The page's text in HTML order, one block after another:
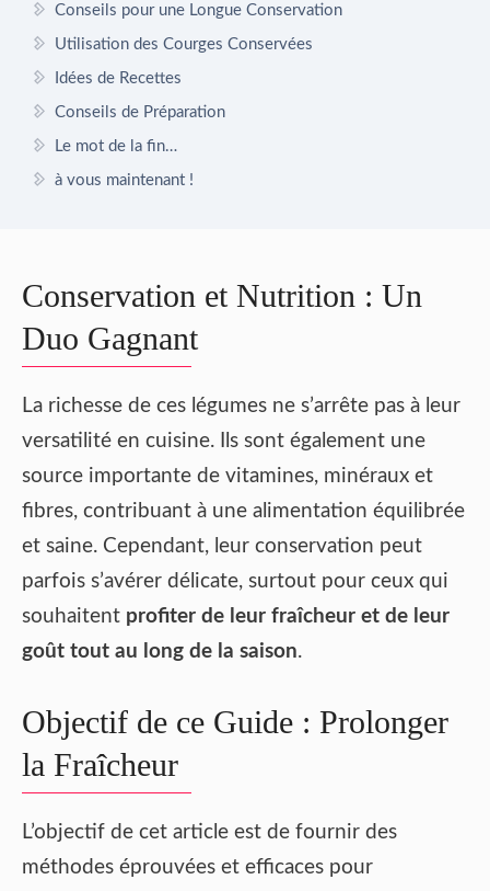
Conseils pour une Longue Conservation
Utilisation des Courges Conservées
Idées de Recettes
Conseils de Préparation
Le mot de la fin…
à vous maintenant !
Conservation et Nutrition : Un
Duo Gagnant
La richesse de ces légumes ne s’arrête pas à leur
versatilité en cuisine. Ils sont également une
source importante de vitamines, minéraux et
fibres, contribuant à une alimentation équilibrée
et saine. Cependant, leur conservation peut
parfois s’avérer délicate, surtout pour ceux qui
souhaitent profiter de leur fraîcheur et de leur
goût tout au long de la saison.
Objectif de ce Guide : Prolonger
la Fraîcheur
L’objectif de cet article est de fournir des
méthodes éprouvées et efficaces pour